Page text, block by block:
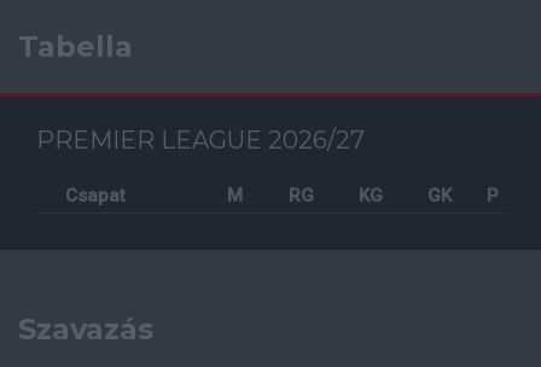
Tabella
PREMIER LEAGUE 2026/27
Csapat M RG KG GK P
Szavazás